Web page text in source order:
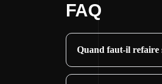
FAQ
Quand faut-il refaire